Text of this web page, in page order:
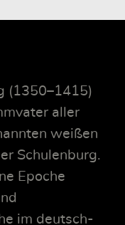
(1350–1415)
aller
weißen
Schulenburg.
Epoche
im deutsch-